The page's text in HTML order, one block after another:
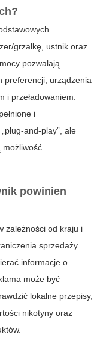
?
grzałkę, ustnik oraz
pozwalają
preferencji; urządzenia
i przeładowaniem.
i
and-play”, ale
możliwość
powinien
zależności od kraju i
sprzedaży
informacje o
może być
lokalne przepisy,
nikotyny oraz